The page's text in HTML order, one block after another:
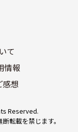
て
情報
感想
Reserved.
転載を禁じます。